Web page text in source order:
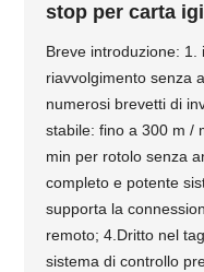
stop per carta
Breve introduzione:
riavvolgimento senza
numerosi brevetti di
stabile: fino a 300 m /
min per rotolo senza
completo e potente
supporta la
remoto; 4.Dritto nel
sistema di controllo